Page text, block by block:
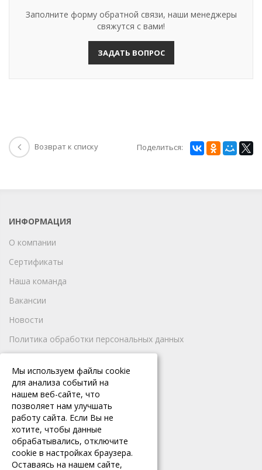
Заполните форму обратной связи, наши менеджеры
свяжутся с вами!
ЗАДАТЬ ВОПРОС
Возврат к списку Поделиться:
ИНФОРМАЦИЯ
О компании
Сертификаты
Наша команда
Вакансии
Новости
Политика обработки персональных данных
ПРОДУКТЫ И УСЛУГИ
Кассовое оборудование
Продукты
Техподдержка
КОНТАКТЫ
Мы используем файлы cookie
для анализа событий на
нашем веб-сайте, что
позволяет нам улучшать
работу сайта. Если Вы не
хотите, чтобы данные
обрабатывались, отключите
cookie в настройках браузера.
Оставаясь на нашем сайте,